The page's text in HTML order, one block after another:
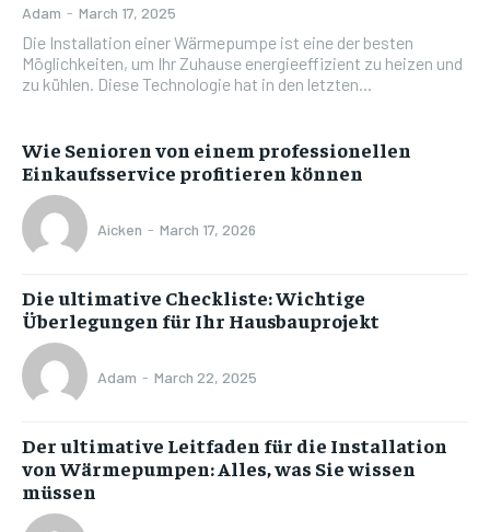
Adam - March 17, 2025
Die Installation einer Wärmepumpe ist eine der besten
Möglichkeiten, um Ihr Zuhause energieeffizient zu heizen und
zu kühlen. Diese Technologie hat in den letzten...
Wie Senioren von einem professionellen
Einkaufsservice profitieren können
Aicken - March 17, 2026
Die ultimative Checkliste: Wichtige
Überlegungen für Ihr Hausbauprojekt
Adam - March 22, 2025
Der ultimative Leitfaden für die Installation
von Wärmepumpen: Alles, was Sie wissen
müssen